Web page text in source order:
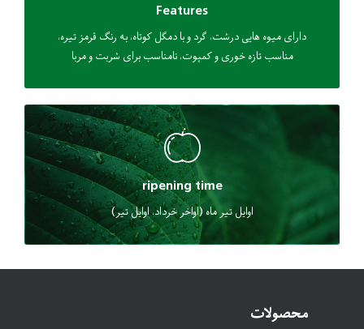
Features
دارای میوه هایی درشت، گرد و با دمگل کوتاه، به رنگ قرمز تیره،
مناسب تازه خوری و کمپوت، نامناسب برای شربت و مربا
ripening time
اوایل تیر ماه (اواخر خرداد، اوایل تیر)
محصولات